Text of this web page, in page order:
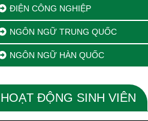
ĐIỆN CÔNG NGHIỆP
NGÔN NGỮ TRUNG QUỐC
NGÔN NGỮ HÀN QUỐC
HOẠT ĐỘNG SINH VIÊN